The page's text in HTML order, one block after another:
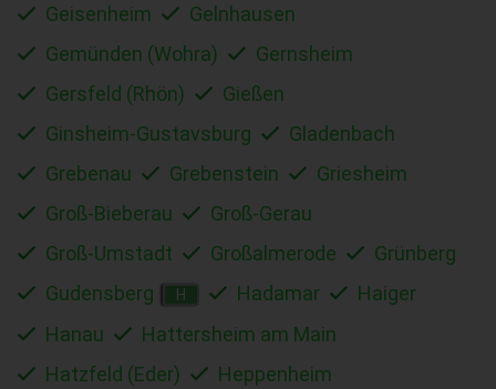
Geisenheim
Gelnhausen
Gemünden (Wohra)
Gernsheim
Gersfeld (Rhön)
Gießen
Ginsheim-Gustavsburg
Gladenbach
Grebenau
Grebenstein
Griesheim
Groß-Bieberau
Groß-Gerau
Groß-Umstadt
Großalmerode
Grünberg
Gudensberg
H Hadamar
Haiger
Hanau
Hattersheim am Main
Hatzfeld (Eder)
Heppenheim